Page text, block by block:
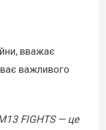
вважає
важливого
FIGHTS — це